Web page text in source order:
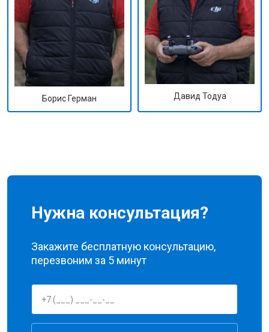
Борис Герман Давид Тодуа
Нужна консультация?
Закажите бесплатную консультацию,
перезвоним за 5 минут